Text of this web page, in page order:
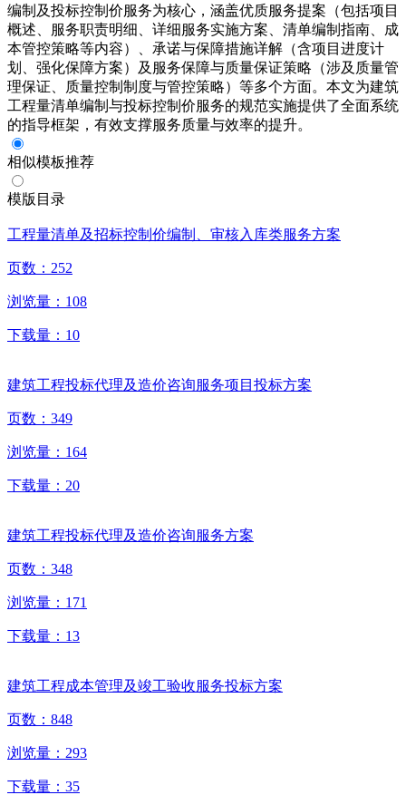
编制及投标控制价服务为核心，涵盖优质服务提案（包括项目
概述、服务职责明细、详细服务实施方案、清单编制指南、成
本管控策略等内容）、承诺与保障措施详解（含项目进度计
划、强化保障方案）及服务保障与质量保证策略（涉及质量管
理保证、质量控制制度与管控策略）等多个方面。本文为建筑
工程量清单编制与投标控制价服务的规范实施提供了全面系统
的指导框架，有效支撑服务质量与效率的提升。
相似模板推荐
模版目录
工程量清单及招标控制价编制、审核入库类服务方案
页数： 252
浏览量： 108
下载量： 10
建筑工程投标代理及造价咨询服务项目投标方案
页数： 349
浏览量： 164
下载量： 20
建筑工程投标代理及造价咨询服务方案
页数： 348
浏览量： 171
下载量： 13
建筑工程成本管理及竣工验收服务投标方案
页数： 848
浏览量： 293
下载量： 35